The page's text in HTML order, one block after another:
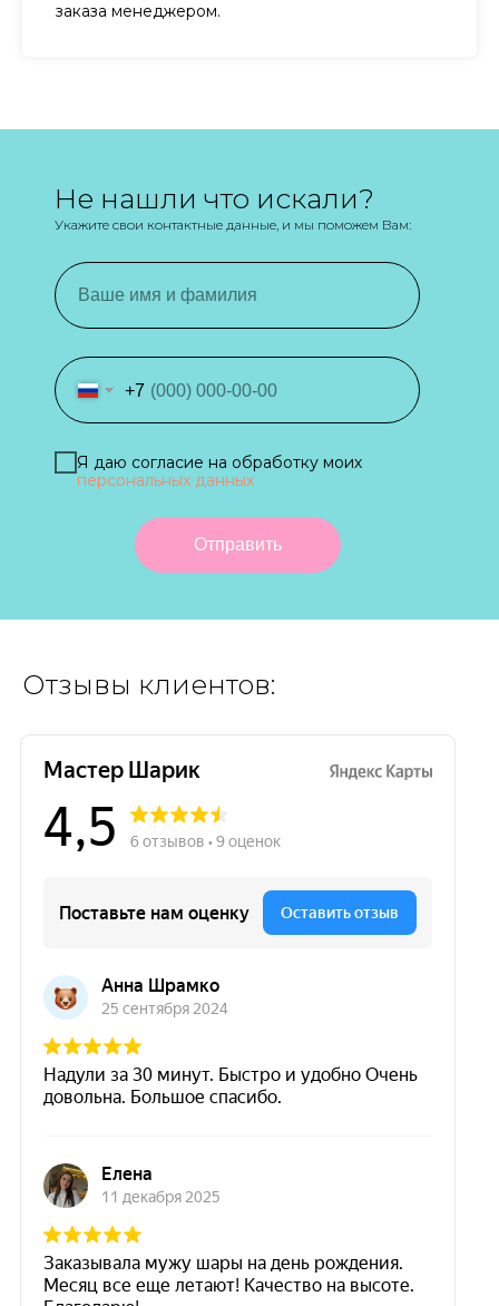
заказа менеджером.
+7
Я даю согласие на обработку моих
персональных данных
Отправить
Не нашли что искали?
Укажите свои контактные данные, и мы поможем Вам:
Отзывы клиентов: